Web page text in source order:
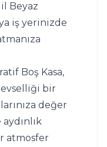
Beyaz
iş yerinizde
Boş Kasa,
bir
değer
atmosfer